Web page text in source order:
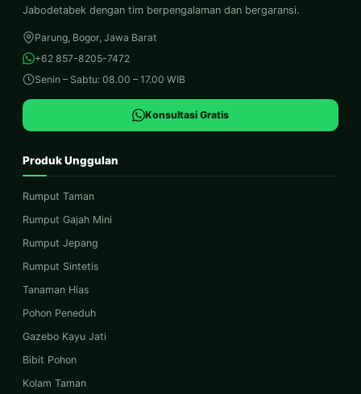
Jabodetabek dengan tim berpengalaman dan bergaransi.
Parung, Bogor, Jawa Barat
+62 857-8205-7472
Senin – Sabtu: 08.00 – 17.00 WIB
Konsultasi Gratis
Produk Unggulan
Rumput Taman
Rumput Gajah Mini
Rumput Jepang
Rumput Sintetis
Tanaman Hias
Pohon Peneduh
Gazebo Kayu Jati
Bibit Pohon
Kolam Taman